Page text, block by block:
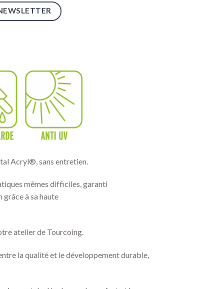
Acryl®, sans entretien.
mêmes difficiles, garanti
à sa haute
atelier de Tourcoing.
la qualité et le développement durable,